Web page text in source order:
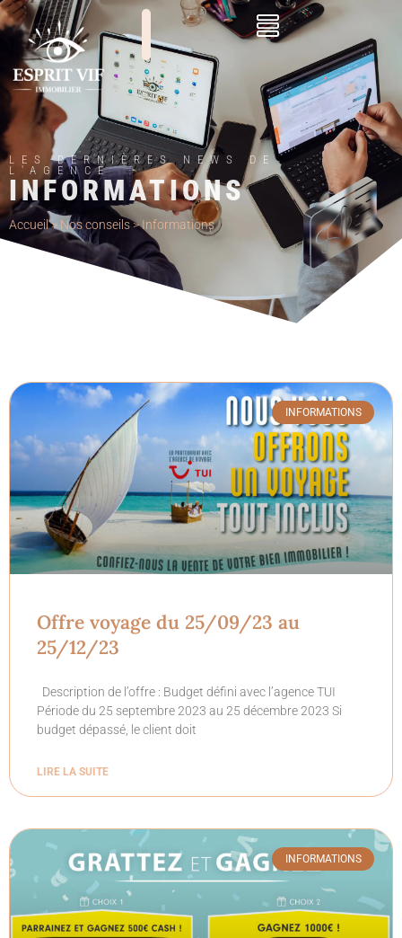
LES DERNIÈRES NEWS DE
L'AGENCE
INFORMATIONS
Accueil> Nos conseils>Informations
INFORMATIONS
Offre voyage du 25/09/23 au
25/12/23
Description de l’offre : Budget défini avec l’agence TUI
Période du 25 septembre 2023 au 25 décembre 2023 Si
budget dépassé, le client doit
LIRE LA SUITE
INFORMATIONS